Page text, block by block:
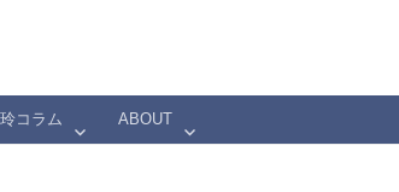
コラム ABOUT